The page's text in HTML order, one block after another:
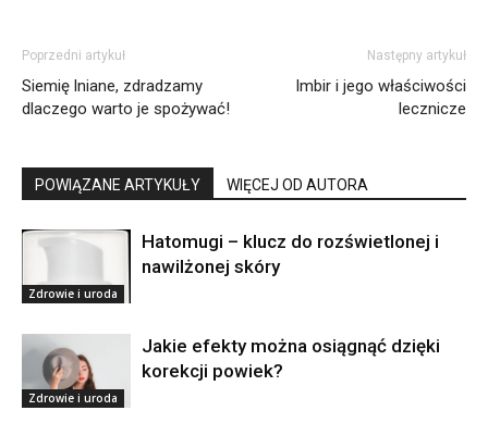
Poprzedni artykuł
Siemię lniane, zdradzamy
dlaczego warto je spożywać!
Następny artykuł
Imbir i jego właściwości
lecznicze
POWIĄZANE ARTYKUŁY WIĘCEJ OD AUTORA
Zdrowie i uroda
Hatomugi – klucz do rozświetlonej i
nawilżonej skóry
Zdrowie i uroda
Jakie efekty można osiągnąć dzięki
korekcji powiek?